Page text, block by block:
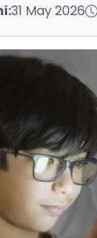
31 May 2026